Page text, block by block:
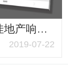
让城市每一处 都有出处，卓佳地产响应式网站
2019-07-22